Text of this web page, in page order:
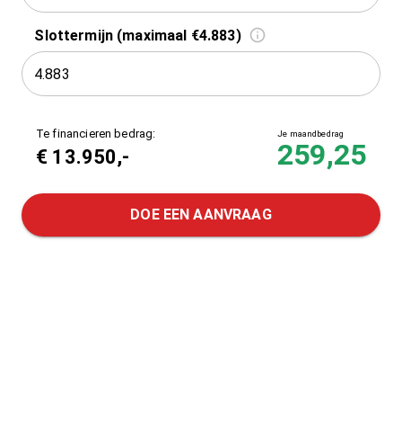
Slottermijn (maximaal €4.883)
Te financieren bedrag:
€ 13.950,-
Je maandbedrag
259,25
DOE EEN AANVRAAG